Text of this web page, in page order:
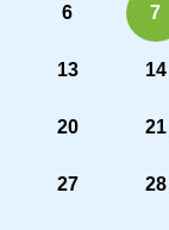
6 7
13 14
20 21
27 28